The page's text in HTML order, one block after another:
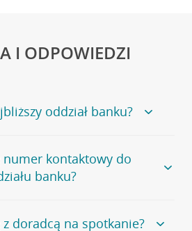
I ODPOWIEDZI
oddział banku?
naszego banku, zapraszamy na
, na której znajduje się
numer kontaktowy do
banku?
udostępnia ogólnego numeru
doradcą na spotkanie?